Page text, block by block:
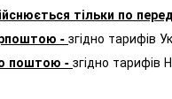
тільки по
-згідно тарифів
поштою -згідно тарифів